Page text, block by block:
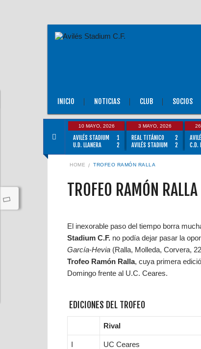
INICIO NOTICIAS CLUB SOCIOS
10 MAYO, 2026
AVILÉS STADIUM
1
U.D. LLANERA
2
3 MAYO, 2026
REAL TITÁNICO
2
AVILÉS STADIUM
2
C.D.
HOME TROFEO RAMÓN RALLA
TROFEO RAMÓN RALLA
El inexorable paso del tiempo borra
Stadium C.F. no podía dejar pasar la
García-Hevia (Ralla, Molleda, Corvera,
Trofeo Ramón Ralla, cuya primera
Domingo frente al U.C. Ceares.
EDICIONES DEL TROFEO
Rival
I UC Ceares